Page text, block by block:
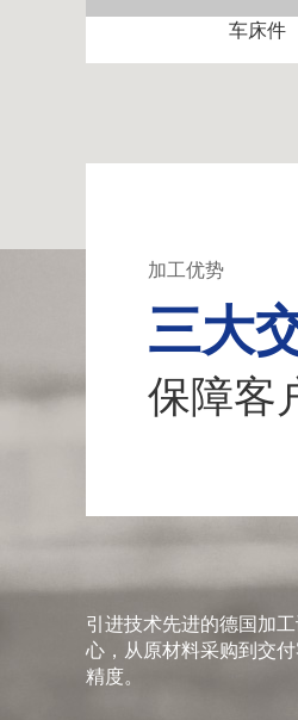
车床件
加工优势
三大
保障客
引进技术先进的德国加
心，从原材料采购到交
精度。